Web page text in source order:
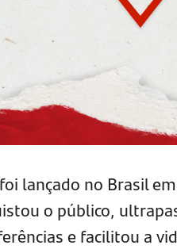
lançado no Brasil
o público,
e facilitou a